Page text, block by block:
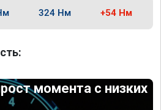
324 Нм +54 Нм
момента с низких